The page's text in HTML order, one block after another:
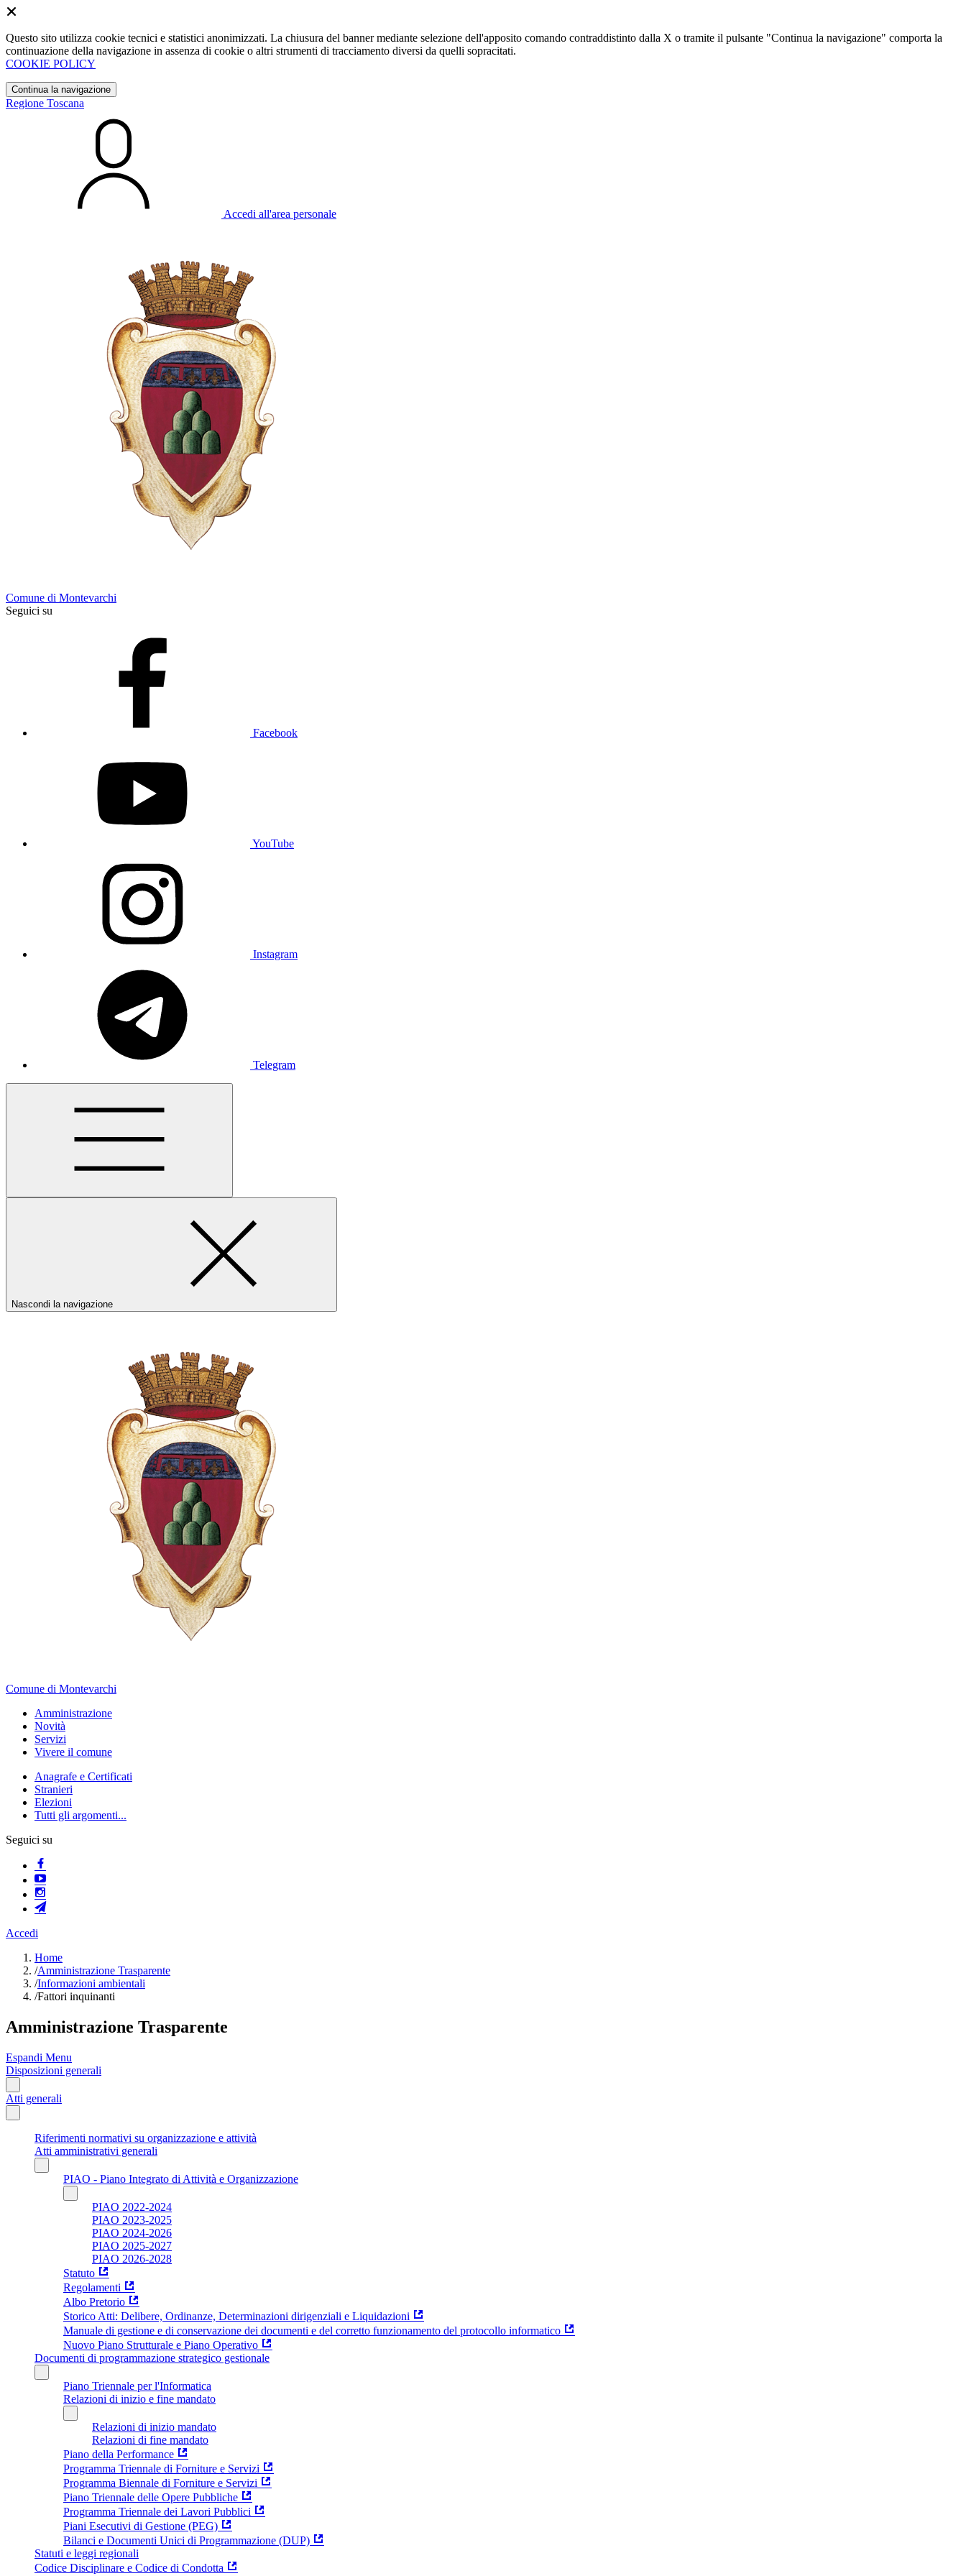
Questo sito utilizza cookie tecnici e statistici anonimizzati. La chiusura del banner mediante selezione dell'apposito comando contraddistinto dalla X o tramite il pulsante "Continua la navigazione" comporta la
continuazione della navigazione in assenza di cookie o altri strumenti di tracciamento diversi da quelli sopracitati.
COOKIE POLICY
Continua la navigazione
Regione Toscana
Accedi all'area personale
Comune di Montevarchi
Seguici su
Facebook
YouTube
Instagram
Telegram
Nascondi la navigazione
Comune di Montevarchi
Amministrazione
Novità
Servizi
Vivere il comune
Anagrafe e Certificati
Stranieri
Elezioni
Tutti gli argomenti...
Seguici su
Accedi
Home
/Amministrazione Trasparente
/Informazioni ambientali
/Fattori inquinanti
Amministrazione Trasparente
Espandi Menu
Disposizioni generali
Atti generali
Riferimenti normativi su organizzazione e attività
Atti amministrativi generali
PIAO - Piano Integrato di Attività e Organizzazione
PIAO 2022-2024
PIAO 2023-2025
PIAO 2024-2026
PIAO 2025-2027
PIAO 2026-2028
Statuto
Regolamenti
Albo Pretorio
Storico Atti: Delibere, Ordinanze, Determinazioni dirigenziali e Liquidazioni
Manuale di gestione e di conservazione dei documenti e del corretto funzionamento del protocollo informatico
Nuovo Piano Strutturale e Piano Operativo
Documenti di programmazione strategico gestionale
Piano Triennale per l'Informatica
Relazioni di inizio e fine mandato
Relazioni di inizio mandato
Relazioni di fine mandato
Piano della Performance
Programma Triennale di Forniture e Servizi
Programma Biennale di Forniture e Servizi
Piano Triennale delle Opere Pubbliche
Programma Triennale dei Lavori Pubblici
Piani Esecutivi di Gestione (PEG)
Bilanci e Documenti Unici di Programmazione (DUP)
Statuti e leggi regionali
Codice Disciplinare e Codice di Condotta